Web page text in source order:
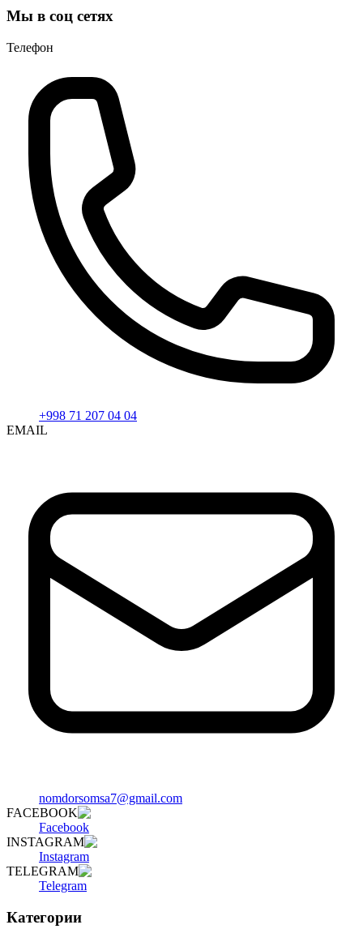
Мы в соц сетях
Телефон
+998 71 207 04 04
EMAIL
nomdorsomsa7@gmail.com
FACEBOOK
Facebook
INSTAGRAM
Instagram
TELEGRAM
Telegram
Категории